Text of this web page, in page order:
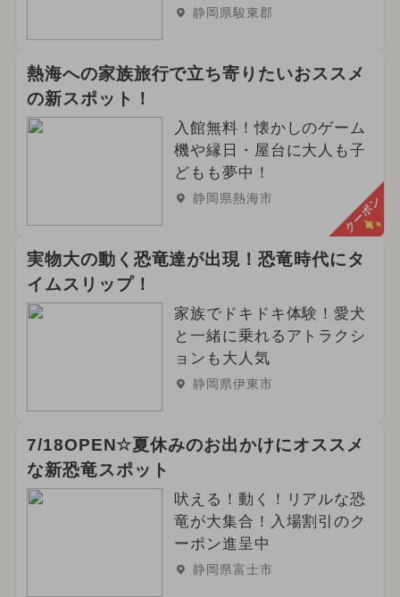
静岡県駿東郡
熱海への家族旅行で立ち寄りたいおススメ
の新スポット！
入館無料！懐かしのゲーム
機や縁日・屋台に大人も子
どもも夢中！
静岡県熱海市 クーポン
実物大の動く恐竜達が出現！恐竜時代にタ
イムスリップ！
家族でドキドキ体験！愛犬
と一緒に乗れるアトラクシ
ョンも大人気
静岡県伊東市
7/18OPEN☆夏休みのお出かけにオススメ
な新恐竜スポット
吠える！動く！リアルな恐
竜が大集合！入場割引のク
ーポン進呈中
静岡県富士市